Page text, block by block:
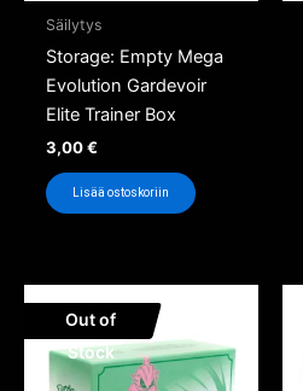
Säilytys
Storage: Empty Mega
Evolution Gardevoir
Elite Trainer Box
3,00€
Lisää ostoskoriin
Out of
Stock